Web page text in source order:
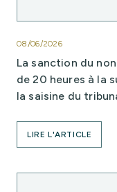
08/06/2026
La sanction du
de 20 heures à la
la saisine du
LIRE L'ARTICLE